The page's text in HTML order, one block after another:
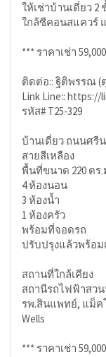
ให้เช่าบ้านเดี่ยว 2
ใกล้ซีคอนสแควร์
*** ราคาเช่า
ติดต่อ:: ฐิติพรรณ (ตุ่
Link Line:: https://
รหัส# T25-329
บ้านเดี่ยว ถนนศรี
สายสีเหลือง
พื้นที่ขนาด 220 ตร.
4 ห้องนอน
3 ห้องน้ำ
1 ห้องครัว
พร้อมที่จอดรถ
ปรับปรุงแล้วพร้อม
สถานที่ใกล้เคียง
สถานีรถไฟฟ้าสว
รพ.สินแพทย์, แม็ค
Wells
*** ราคาเช่า